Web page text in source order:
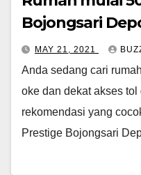
Bojongsari
MAY 21, 2021
Anda sedang cari
oke dan dekat akses
rekomendasi yang
Prestige Bojongsari